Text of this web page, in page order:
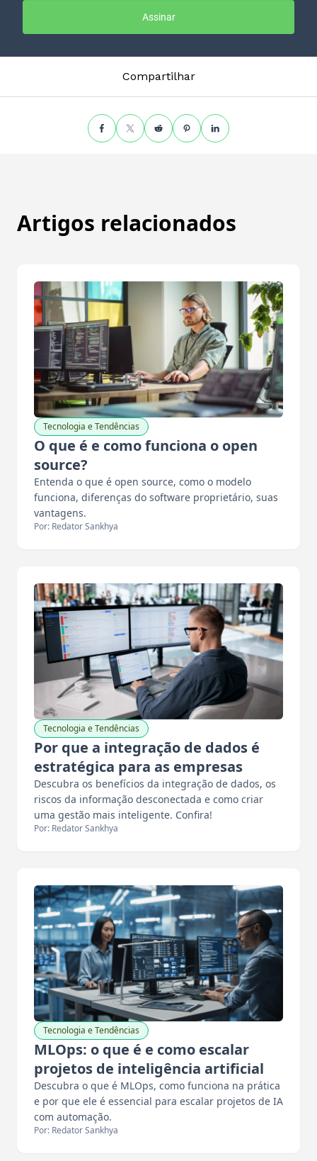
Assinar
Compartilhar
Artigos relacionados
Tecnologia e Tendências
O que é e como funciona o open
source?
Entenda o que é open source, como o modelo
funciona, diferenças do software proprietário, suas
vantagens.
Por: Redator Sankhya
Tecnologia e Tendências
Por que a integração de dados é
estratégica para as empresas
Descubra os benefícios da integração de dados, os
riscos da informação desconectada e como criar
uma gestão mais inteligente. Confira!
Por: Redator Sankhya
Tecnologia e Tendências
MLOps: o que é e como escalar
projetos de inteligência artificial
Descubra o que é MLOps, como funciona na prática
e por que ele é essencial para escalar projetos de IA
com automação.
Por: Redator Sankhya